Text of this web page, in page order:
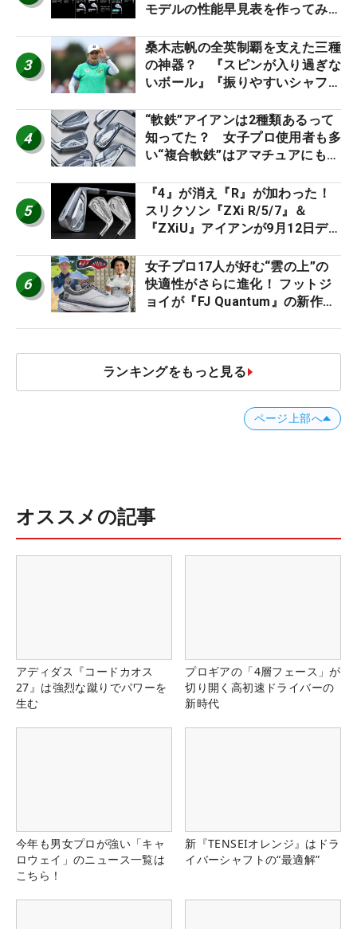
モデルの性能早見表を作ってみ
3
桑木志帆の全英制覇を支えた三種
の神器？ 『スピンが入り過ぎな
いボール』『振りやすいシャフ
ー』 #女子プロセッティング
4
“軟鉄”アイアンは2種類あるって
知ってた？ 女子プロ使用者も多
い“複合軟鉄”はアマチュアにもオ
5
『4』が消え『R』が加わった！
スリクソン『ZXi R/5/7』＆
『ZXiU』アイアンが9月12日デ
6
女子プロ17人が好む“雲の上”の
快適性がさらに進化！ フットジ
ョイが『FJ Quantum』の新作を
ランキングをもっと見る
ページ上部へ
オススメの記事
アディダス『コードカオス
27』は強烈な蹴りでパワーを
生む
プロギアの「4層フェース」が
切り開く高初速ドライバーの
新時代
今年も男女プロが強い「キャ
ロウェイ」のニュース一覧は
こちら！
新『TENSEIオレンジ』はドラ
イバーシャフトの“最適解”